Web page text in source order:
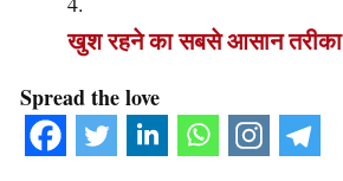
खुश रहने का सबसे आसान तरीका
Spread the love